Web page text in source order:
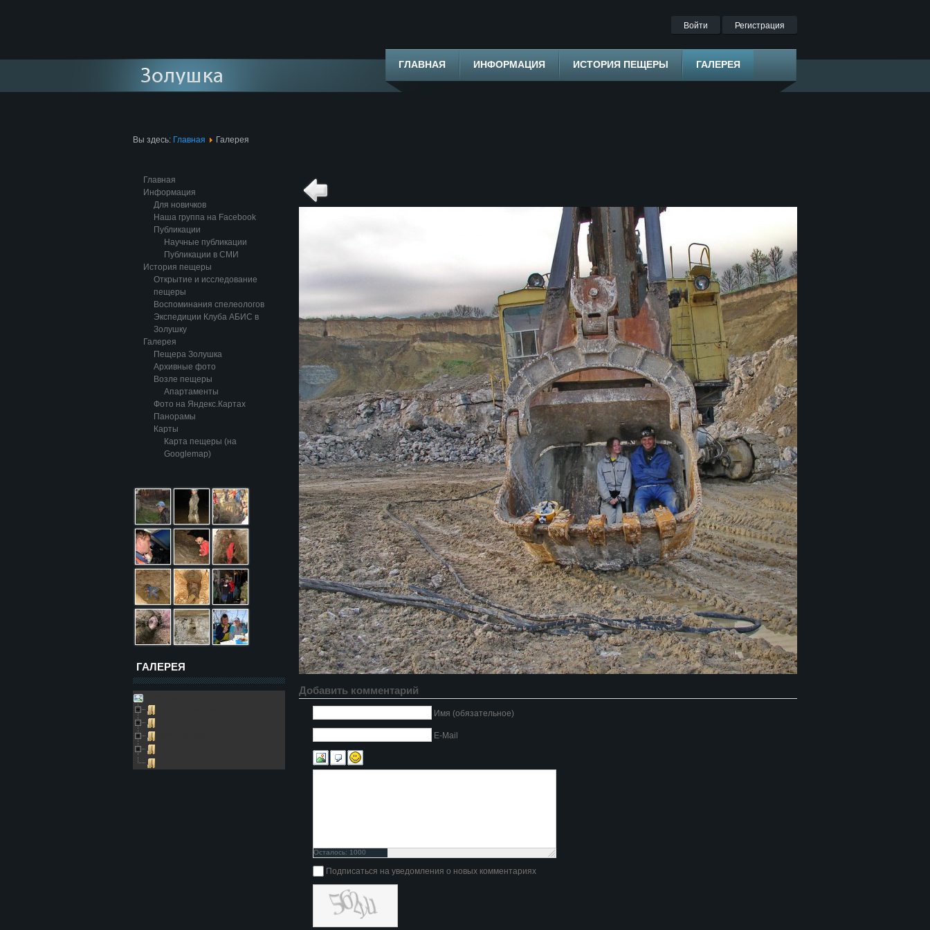
Войти Регистрация
ГЛАВНАЯ ИНФОРМАЦИЯ ИСТОРИЯ ПЕЩЕРЫ ГАЛЕРЕЯ
Вы здесь: Главная Галерея
Главная
Информация
Для новичков
Наша группа на Facebook
Публикации
Научные публикации
Публикации в СМИ
История пещеры
Открытие и исследование
пещеры
Воспоминания спелеологов
Экспедиции Клуба АБИС в
Золушку
Галерея
Пещера Золушка
Архивные фото
Возле пещеры
Апартаменты
Фото на Яндекс.Картах
Панорамы
Карты
Карта пещеры (на
Googlemap)
ГАЛЕРЕЯ
Добавить комментарий
Имя (обязательное)
E-Mail
Осталось: 1000
символов
Подписаться на уведомления о новых комментариях